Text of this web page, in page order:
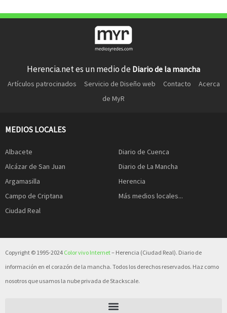
Herencia.net es un medio de Diario de la mancha
Artículos patrocinados Servicio de Diseño web Contacto
Acerca
de MyR
MEDIOS LOCALES
Albacete
Alcázar de San Juan
Argamasilla
Campo de Criptana
Ciudad Real
Diario de Cuenca
Diario de La Mancha
Herencia
Más medios locales...
Copyright © 1995-2024 Color vivo Internet– Herencia (Ciudad Real). Diario de
información en el corazón de la mancha. Todos los derechos reservados. Haz como
nosotros que usamos la nube privada de Stackscale.